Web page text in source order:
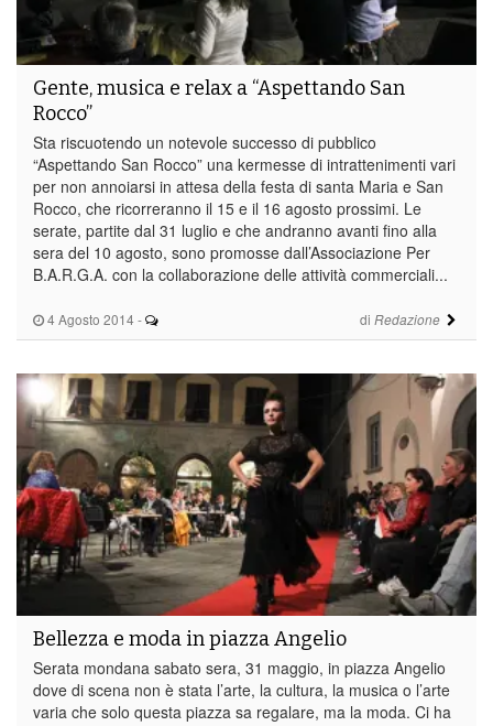
4 Agosto 2014 - di Redazione
Gente, musica e relax a “Aspettando San
Rocco”
Sta riscuotendo un notevole successo di pubblico
“Aspettando San Rocco” una kermesse di intrattenimenti vari
per non annoiarsi in attesa della festa di santa Maria e San
Rocco, che ricorreranno il 15 e il 16 agosto prossimi. Le
serate, partite dal 31 luglio e che andranno avanti fino alla
sera del 10 agosto, sono promosse dall’Associazione Per
B.A.R.G.A. con la collaborazione delle attività commerciali...
Bellezza e moda in piazza Angelio
Serata mondana sabato sera, 31 maggio, in piazza Angelio
dove di scena non è stata l’arte, la cultura, la musica o l’arte
varia che solo questa piazza sa regalare, ma la moda. Ci ha